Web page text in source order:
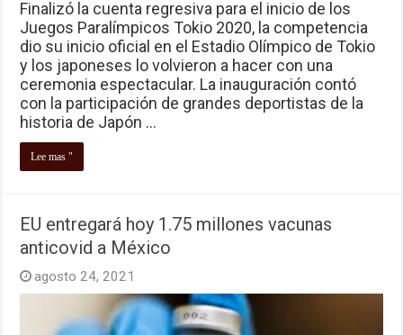
Finalizó la cuenta regresiva para el inicio de los
Juegos Paralímpicos Tokio 2020, la competencia
dio su inicio oficial en el Estadio Olímpico de Tokio
y los japoneses lo volvieron a hacer con una
ceremonia espectacular. La inauguración contó
con la participación de grandes deportistas de la
historia de Japón …
Lee mas "
EU entregará hoy 1.75 millones vacunas
anticovid a México
agosto 24, 2021